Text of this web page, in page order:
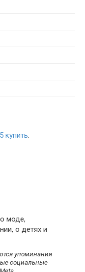
купить.
моде,
о детях и
упоминания
социальные